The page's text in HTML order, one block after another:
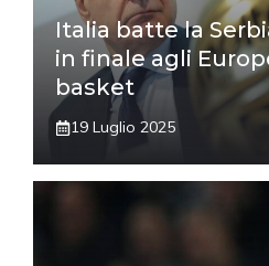
Italia batte la
in finale agli
basket
19 Luglio 2025